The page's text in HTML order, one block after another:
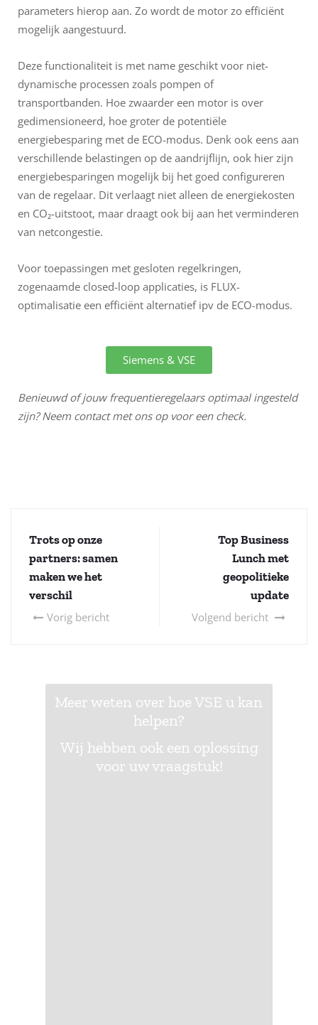
parameters hierop aan. Zo wordt de motor zo efficiënt
mogelijk aangestuurd.
Deze functionaliteit is met name geschikt voor niet-
dynamische processen zoals pompen of
transportbanden. Hoe zwaarder een motor is over
gedimensioneerd, hoe groter de potentiële
energiebesparing met de ECO-modus. Denk ook eens aan
verschillende belastingen op de aandrijflijn, ook hier zijn
energiebesparingen mogelijk bij het goed configureren
van de regelaar. Dit verlaagt niet alleen de energiekosten
en CO₂-uitstoot, maar draagt ook bij aan het verminderen
van netcongestie.
Voor toepassingen met gesloten regelkringen,
zogenaamde closed-loop applicaties, is FLUX-
optimalisatie een efficiënt alternatief ipv de ECO-modus.
Siemens & VSE
Benieuwd of jouw frequentieregelaars optimaal ingesteld
zijn? Neem contact met ons op voor een check.
Trots op onze
partners: samen
maken we het
verschil
Vorig bericht
Top Business
Lunch met
geopolitieke
update
Volgend bericht
Meer weten over hoe VSE u kan
helpen?
Wij hebben ook een oplossing
voor uw vraagstuk!